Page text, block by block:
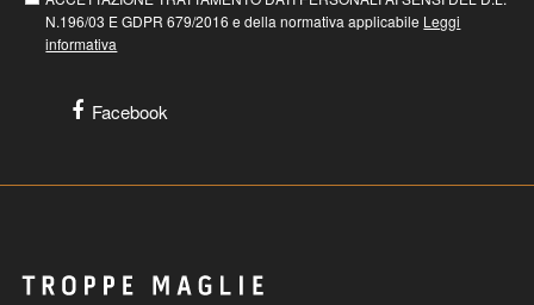
N.196/03 E GDPR 679/2016 e della normativa applicabile Leggi
informativa
Facebook